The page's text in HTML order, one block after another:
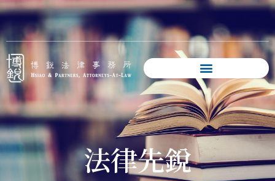
跳
主
要
內
容
法律先銳